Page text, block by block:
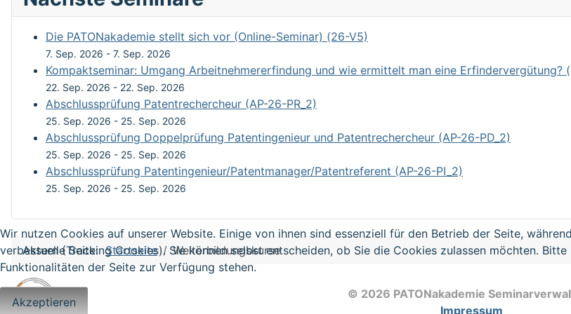
Die PATONakademie stellt sich vor (Online-Seminar) (26-V5)
7. Sep. 2026 - 7. Sep. 2026
Kompaktseminar: Umgang Arbeitnehmererfindung und wie ermittelt man eine Erfindervergütung?
22. Sep. 2026 - 22. Sep. 2026
Abschlussprüfung Patentrechercheur (AP-26-PR_2)
25. Sep. 2026 - 25. Sep. 2026
Abschlussprüfung Doppelprüfung Patentingenieur und Patentrechercheur (AP-26-PD_2)
25. Sep. 2026 - 25. Sep. 2026
Abschlussprüfung Patentingenieur/Patentmanager/Patentreferent (AP-26-PI_2)
25. Sep. 2026 - 25. Sep. 2026
Aktuelle Seite:Startseite Weiterbildungskurse
© 2026 PATONakademie
Impressum
Wir nutzen Cookies auf unserer Website. Einige von ihnen sind essenziell für den Betrieb der Seite,
verbessern (Tracking Cookies). Sie können selbst entscheiden, ob Sie die Cookies zulassen möchten.
Funktionalitäten der Seite zur Verfügung stehen.
Akzeptieren